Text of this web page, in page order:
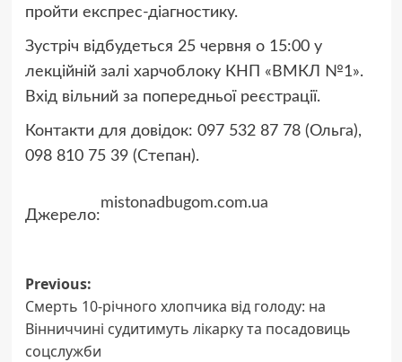
пройти експрес-діагностику.
Зустріч відбудеться 25 червня о 15:00 у
лекційній залі харчоблоку КНП «ВМКЛ №1».
Вхід вільний за попередньої реєстрації.
Контакти для довідок: 097 532 87 78 (Ольга),
098 810 75 39 (Степан).
Джерело:
mistonadbugom.com.ua
Post
navigation
Previous:
Смерть 10-річного хлопчика від голоду: на
Вінниччині судитимуть лікарку та посадовиць
соцслужби